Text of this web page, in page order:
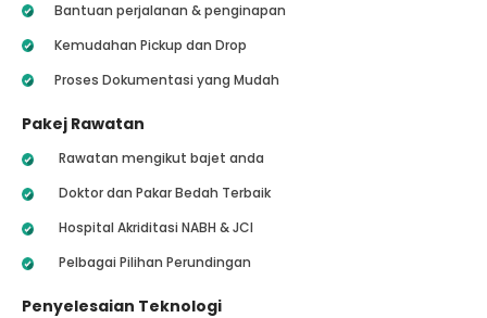
Bantuan perjalanan & penginapan
Kemudahan Pickup dan Drop
Proses Dokumentasi yang Mudah
Pakej Rawatan
Rawatan mengikut bajet anda
Doktor dan Pakar Bedah Terbaik
Hospital Akriditasi NABH & JCI
Pelbagai Pilihan Perundingan
Penyelesaian Teknologi